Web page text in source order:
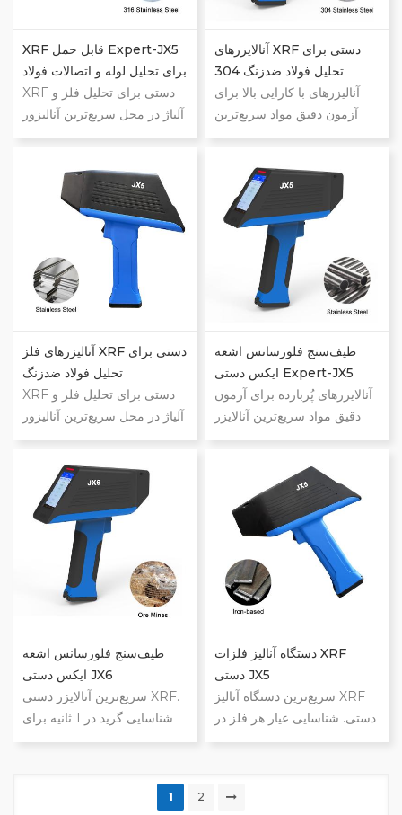
آلومینیوم. داده‌ها و مستندسازی
مستندسازی در همه‌جا.
XRF قابل حمل Expert-JX5
برای تحلیل لوله و اتصالات فولاد
ضدزنگ
XRF دستی برای تحلیل فلز و
آلیاژ در محل سریع‌ترین آنالیزور
XRF دستی. نهایت توانایی
گرید در 1 ثانیه برای هر فلز.
آزمون کامل ترکیب شیمیایی در
3-5 ثانیه برای فولاد ضدزنگ و
سایر آلیاژها. آزمون کامل ترکیب
شیمیایی در 7-8 ثانیه برای آلیاژ
آلومینیوم. داده‌ها و مستندسازی
در همه‌جا.
آنالایزرهای XRF دستی برای
تحلیل فولاد ضدزنگ 304
آنالیزرهای با کارایی بالا برای
آزمون دقیق مواد سریع‌ترین
آنالیزر XRF دستی. نهایی‌ترین
شناسایی گرید در 1 ثانیه برای
هر فلز. آزمون کامل ترکیب
شیمیایی در 3-5 ثانیه برای فولاد
ضدزنگ و سایر آلیاژها. آزمون
ثانیه برای آلیاژ آلومینیوم. داده و
مستندسازی در همه‌جا.
آنالیزرهای فلز XRF دستی برای
تحلیل فولاد ضدزنگ
XRF دستی برای تحلیل فلز و
آلیاژ در محل سریع‌ترین آنالیزور
XRF دستی. نهایت قابلیت
گرید در 1 ثانیه برای هر فلز.
آزمون کامل ترکیب شیمیایی در
3-5 ثانیه برای فولاد ضدزنگ و
سایر آلیاژها. آزمون کامل ترکیب
شیمیایی در 7-8 ثانیه برای آلیاژ
آلومینیوم. داده و مستندسازی در
طیف‌سنج فلورسانس اشعه
ایکس دستی Expert-JX5
آنالایزرهای پُربازده برای آزمون
دقیق مواد سریع‌ترین آنالایزر
XRF دستی. حداکثر قابلیت
گرید در ۱ ثانیه برای هر فلز.
آزمون کامل ترکیب شیمیایی در
۳ تا ۵ ثانیه برای فولاد ضدزنگ و
سایر آلیاژها. آزمون کامل ترکیب
شیمیایی در ۷ تا ۸ ثانیه برای
آلیاژ آلومینیوم. داده و
طیف‌سنج فلورسانس اشعه
ایکس دستی JX6
سریع‌ترین آنالایزر دستی XRF.
شناسایی گرید در 1 ثانیه برای
هر فلز. آزمون کامل ترکیب
ضدزنگ و سایر آلیاژها. آزمون
دستگاه آنالیز فلزات XRF
دستی JX5
سریع‌ترین دستگاه آنالیز XRF
دستی. شناسایی عیار هر فلز در
۱ ثانیه. آزمایش کامل شیمی در
شیمی برای آلیاژ آلومینیوم در
1 2